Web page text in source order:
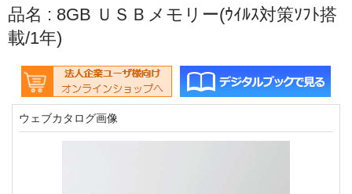
品名 : 8GB ＵＳＢメモリー(ｳｲﾙｽ対策ｿﾌﾄ搭
載/1年)
ウェブカタログ画像